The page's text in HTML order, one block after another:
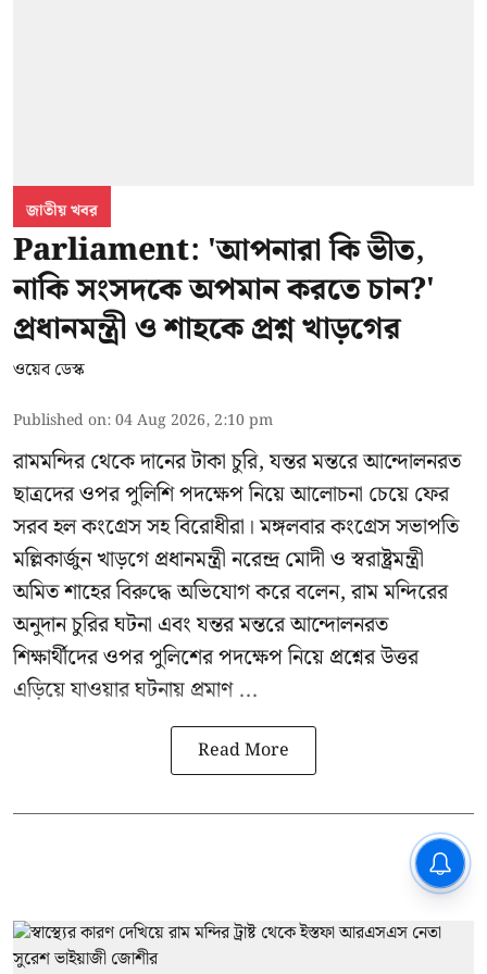
জাতীয় খবর
Parliament: 'আপনারা কি ভীত,
নাকি সংসদকে অপমান করতে চান?'
প্রধানমন্ত্রী ও শাহকে প্রশ্ন খাড়গের
ওয়েব ডেস্ক
Published on:04 Aug 2026, 2:10 pm
রামমন্দির থেকে দানের টাকা চুরি, যন্তর মন্তরে আন্দোলনরত
ছাত্রদের ওপর পুলিশি পদক্ষেপ নিয়ে আলোচনা চেয়ে ফের
সরব হল কংগ্রেস সহ বিরোধীরা। মঙ্গলবার কংগ্রেস সভাপতি
মল্লিকার্জুন খাড়গে প্রধানমন্ত্রী নরেন্দ্র মোদী ও স্বরাষ্ট্রমন্ত্রী
অমিত শাহের বিরুদ্ধে অভিযোগ করে বলেন, রাম মন্দিরের
অনুদান চুরির ঘটনা এবং যন্তর মন্তরে আন্দোলনরত
শিক্ষার্থীদের ওপর পুলিশের পদক্ষেপ নিয়ে প্রশ্নের উত্তর
এড়িয়ে যাওয়ার ঘটনায় প্রমাণ ...
Read More